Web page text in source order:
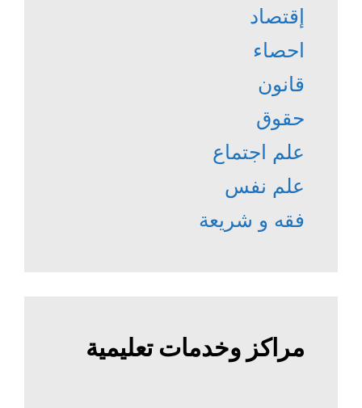
إقتصاد
احصاء
قانون
حقوق
علم اجتماع
علم نفس
فقه و شريعة
مراكز وخدمات تعليمية